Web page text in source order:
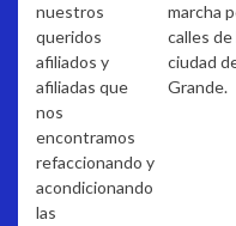
nuestros
queridos
afiliados y
afiliadas que
nos
encontramos
refaccionando y
acondicionando
las
marcha
calles de
ciudad
Grande.